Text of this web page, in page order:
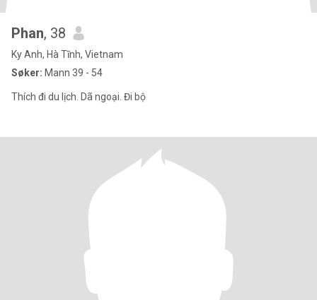
Phan, 38
Ky Anh, Hà Tĩnh, Vietnam
Søker: Mann 39 - 54
Thích đi du lịch. Dã ngoại. Đi bộ